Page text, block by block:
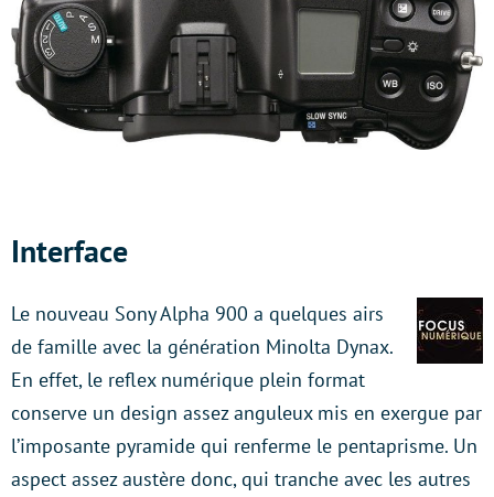
Interface
Le nouveau Sony Alpha 900 a quelques airs
de famille avec la génération Minolta Dynax.
En effet, le reflex numérique plein format
conserve un design assez anguleux mis en exergue par
l’imposante pyramide qui renferme le pentaprisme. Un
aspect assez austère donc, qui tranche avec les autres